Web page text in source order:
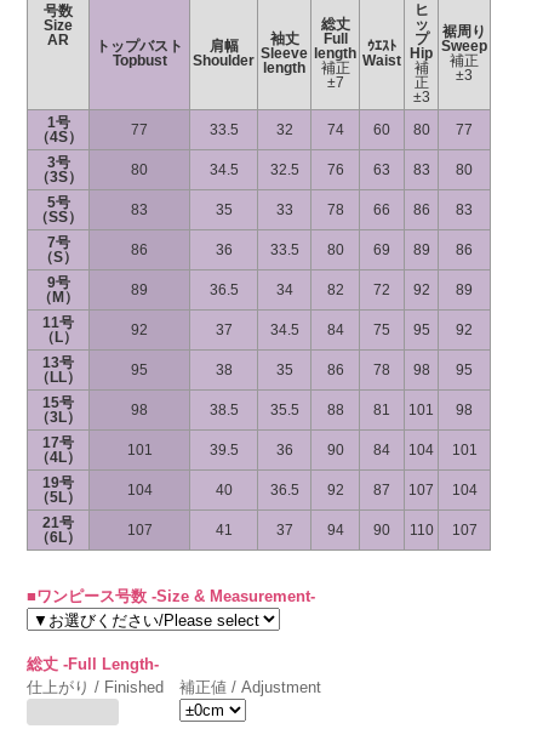
号数
Size
AR
トップバスト
Topbust
肩幅
Shoulder
袖丈
Sleeve
length
総丈
Full
length
補正
±7
ｳｴｽﾄ
Waist
ヒ
ッ
プ
Hip
補
正
±3
裾周り
Sweep
補正
±3
1号
（4S）
77 33.5 32 74 60 80
77
3号
（3S）
80 34.5 32.5 76 63 83
80
5号
（SS）
83 35 33 78 66 86
83
7号
（S）
86 36 33.5 80 69 89
86
9号
（M）
89 36.5 34 82 72 92
89
11号
（L）
92 37 34.5 84 75 95
92
13号
（LL）
95 38 35 86 78 98
95
15号
（3L）
98 38.5 35.5 88 81 101
98
17号
（4L）
101 39.5 36 90 84 104
101
19号
（5L）
104 40 36.5 92 87 107
104
21号
（6L）
107 41 37 94 90 110 107
■ワンピース号数 -Size & Measurement-
総丈 -Full Length-
仕上がり / Finished
補正値 / Adjustment